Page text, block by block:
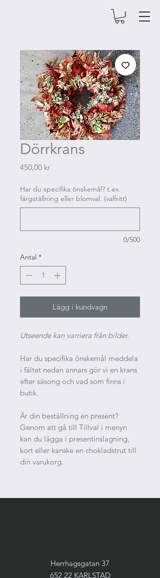
Dörrkrans
450,00 krPris
Har du specifika önskemål? t.ex.
färgställning eller blomval. (valfritt)
0/500
Antal *
Lägg i kundvagn
Utseende kan varriera från bilder.
Har du specifika önskemål meddela
i fältet nedan annars gör vi en krans
efter säsong och vad som finns i
butik.
Är din beställning en present?
Genom att gå till Tillval i menyn
kan du lägga i presentinslagning,
kort eller kanske en chokladstrut till
din varukorg.
Herrhagsgatan 37
652 22 KARLSTAD